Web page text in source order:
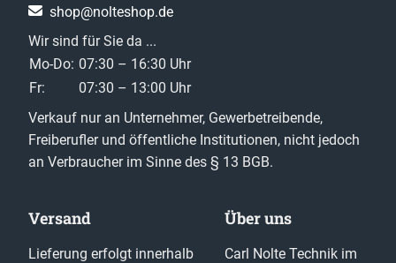
shop@nolteshop.de
Wir sind für Sie da ...
Mo-Do: 07:30 – 16:30 Uhr
Fr:
07:30 – 13:00 Uhr
Verkauf nur an Unternehmer, Gewerbetreibende,
Freiberufler und öffentliche Institutionen, nicht jedoch
an Verbraucher im Sinne des § 13 BGB.
Versand
Lieferung erfolgt innerhalb
Über uns
Carl Nolte Technik im